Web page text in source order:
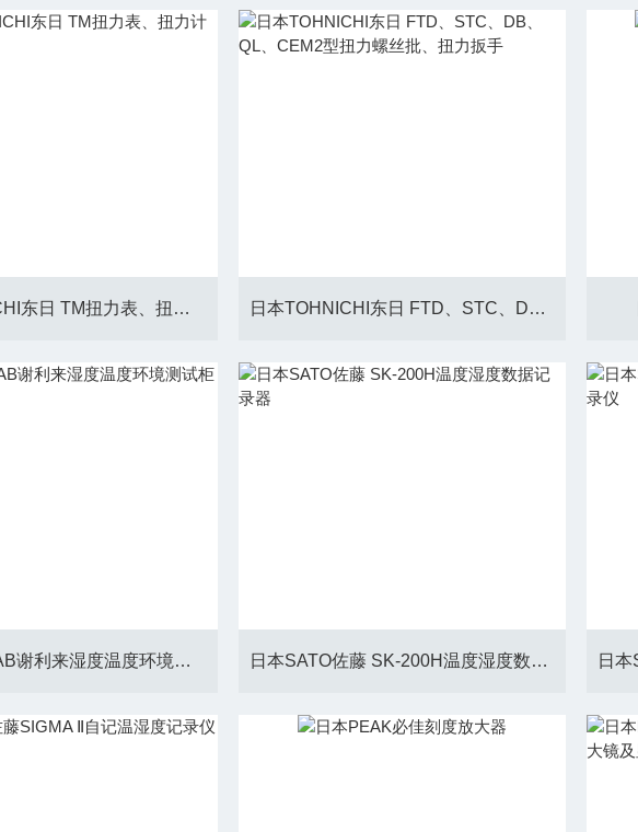
日本TOHNICHI东日 TM扭力表、扭力计 日本TOHNICHI东日 FTD、STC、DB、QL、CEM2型扭力螺丝批、扭力扳手
美国SHELLAB谢利来湿度温度环境测试柜 日本SATO佐藤 SK-200H温度湿度数据记录器